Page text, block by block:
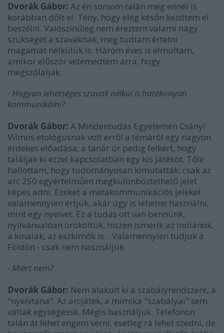
Dvorák Gábor: Az én sorsom talán még ennél is
korábban dőlt el. Tény, hogy elég későn kezdtem el
beszélni. Valószínűleg nem éreztem valami nagy
szükségét a szavaknak, meg tudtam értetni
magamat nélkülük is. Három éves is elmúltam,
amikor először vetemedtem arra, hogy
megszólaljak.
- Hogyan lehetséges szavak nélkül is hatékonyan
kommunikálni?
Dvorák Gábor: A Mindentudás Egyetemén Csányi
Vilmos etológusnak volt erről a témáról egy nagyon
érdekes előadása, a tanár úr pedig felkért, hogy
találjak ki ezzel kapcsolatban egy kis játékot. Tőle
hallottam, hogy tudományosan kimutatták: csak az
arc 250 egyértelműen megkülönböztethető jelet
képes adni. Ezeket a metakommunikációs jeleket
valamennyien értjük, akár úgy is lehetne használni,
mint egy nyelvet. Ez a tudás ott van bennünk,
nyilvánvalóan örököltük, hiszen ismerik az indiánok,
a kínaiak, az eszkimók is... Valamennyien tudjuk a
Földön - csak nem használjuk.
- Miért nem?
Dvorák Gábor: Nem alakult ki a szabályrendszere, a
"nyelvtana". Az arcjáték, a mimika "szabályai" sem
váltak egységessé. Mégis használjuk. Telefonon
talán át lehet engem verni, esetleg rá lehet szedni, de